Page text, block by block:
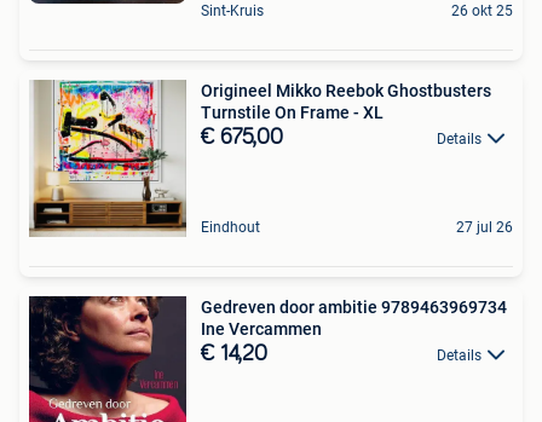
Sint-Kruis 26 okt 25
Origineel Mikko Reebok Ghostbusters
Turnstile On Frame - XL
€ 675,00 Details
Eindhout 27 jul 26
Gedreven door ambitie 9789463969734
Ine Vercammen
€ 14,20 Details